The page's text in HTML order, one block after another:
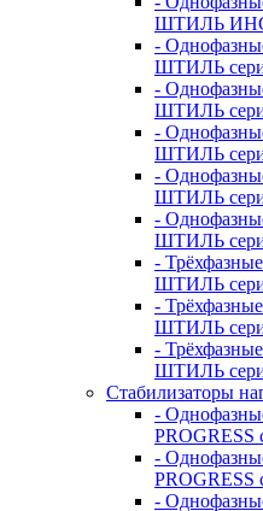
ШТИЛЬ
-
ШТИЛЬ
-
ШТИЛЬ
-
ШТИЛЬ
-
ШТИЛЬ
-
ШТИЛЬ
-
ШТИЛЬ
-
ШТИЛЬ
-
ШТИЛЬ
Стабилизаторы
-
PROGRESS
-
PROGRESS
-